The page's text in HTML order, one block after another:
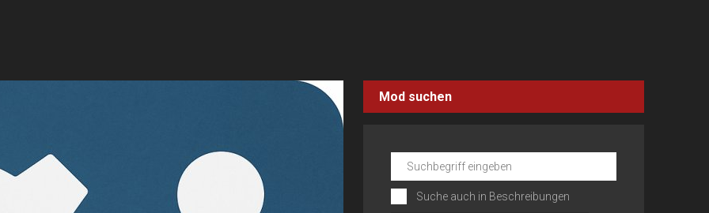
Mod suchen
Suche auch in Beschreibungen